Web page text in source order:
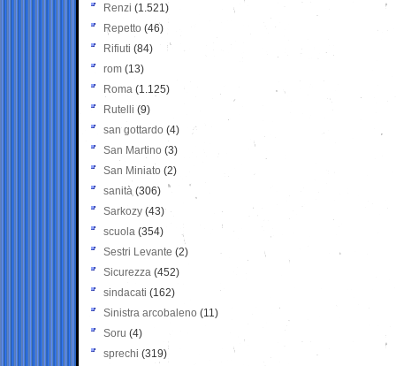
Renzi (1.521)
Repetto (46)
Rifiuti (84)
rom (13)
Roma (1.125)
Rutelli (9)
san gottardo (4)
San Martino (3)
San Miniato (2)
sanità (306)
Sarkozy (43)
scuola (354)
Sestri Levante (2)
Sicurezza (452)
sindacati (162)
Sinistra arcobaleno (11)
Soru (4)
sprechi (319)